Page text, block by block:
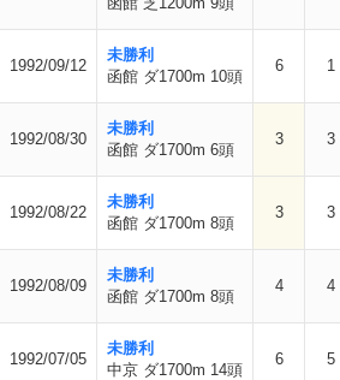
1992/09/12
未勝利
函館 ダ1700m 10頭
6 1
1992/08/30
未勝利
函館 ダ1700m 6頭
3 3
1992/08/22
未勝利
函館 ダ1700m 8頭
3 3
1992/08/09
未勝利
函館 ダ1700m 8頭
4 4
1992/07/05
未勝利
中京 ダ1700m 14頭
6 5